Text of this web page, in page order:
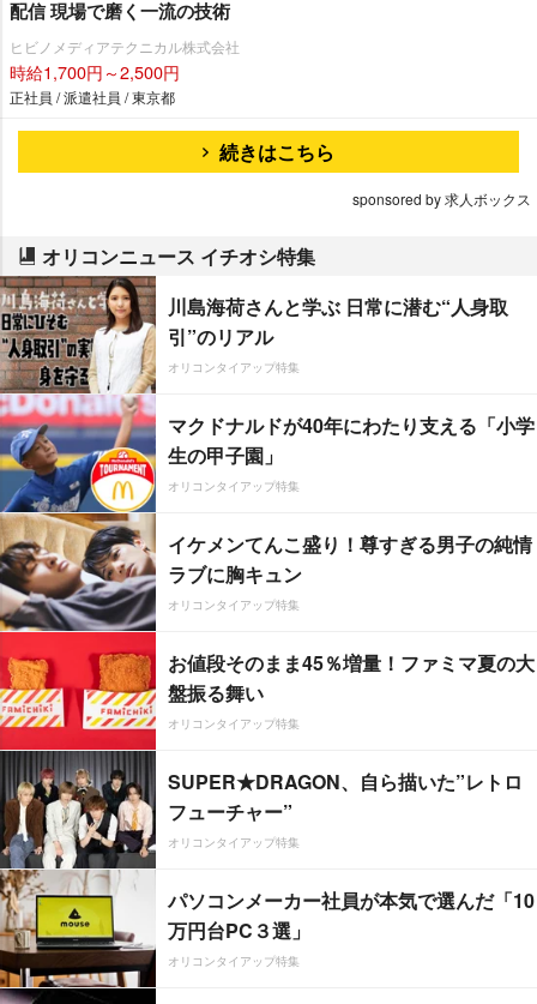
配信 現場で磨く一流の技術
ヒビノメディアテクニカル株式会社
時給1,700円～2,500円
正社員 / 派遣社員 / 東京都
続きはこちら
sponsored by 求人ボックス
オリコンニュース イチオシ特集
川島海荷さんと学ぶ 日常に潜む“人身取
引”のリアル
オリコンタイアップ特集
マクドナルドが40年にわたり支える「小学
生の甲子園」
オリコンタイアップ特集
イケメンてんこ盛り！尊すぎる男子の純情
ラブに胸キュン
オリコンタイアップ特集
お値段そのまま45％増量！ファミマ夏の大
盤振る舞い
オリコンタイアップ特集
SUPER★DRAGON、自ら描いた”レトロ
フューチャー”
オリコンタイアップ特集
パソコンメーカー社員が本気で選んだ「10
万円台PC３選」
オリコンタイアップ特集